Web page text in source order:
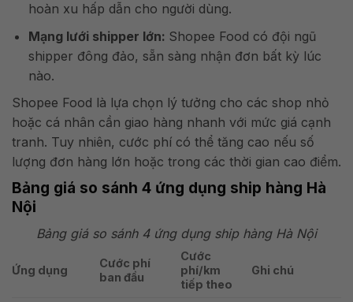
hoàn xu hấp dẫn cho người dùng.
Mạng lưới shipper lớn: Shopee Food có đội ngũ
shipper đông đảo, sẵn sàng nhận đơn bất kỳ lúc
nào.
Shopee Food là lựa chọn lý tưởng cho các shop nhỏ
hoặc cá nhân cần giao hàng nhanh với mức giá cạnh
tranh. Tuy nhiên, cước phí có thể tăng cao nếu số
lượng đơn hàng lớn hoặc trong các thời gian cao điểm.
Bảng giá so sánh 4 ứng dụng ship hàng Hà
Nội
Bảng giá so sánh 4 ứng dụng ship hàng Hà Nội
Ứng dụng
Cước phí
ban đầu
Cước
phí/km
tiếp theo
Ghi chú